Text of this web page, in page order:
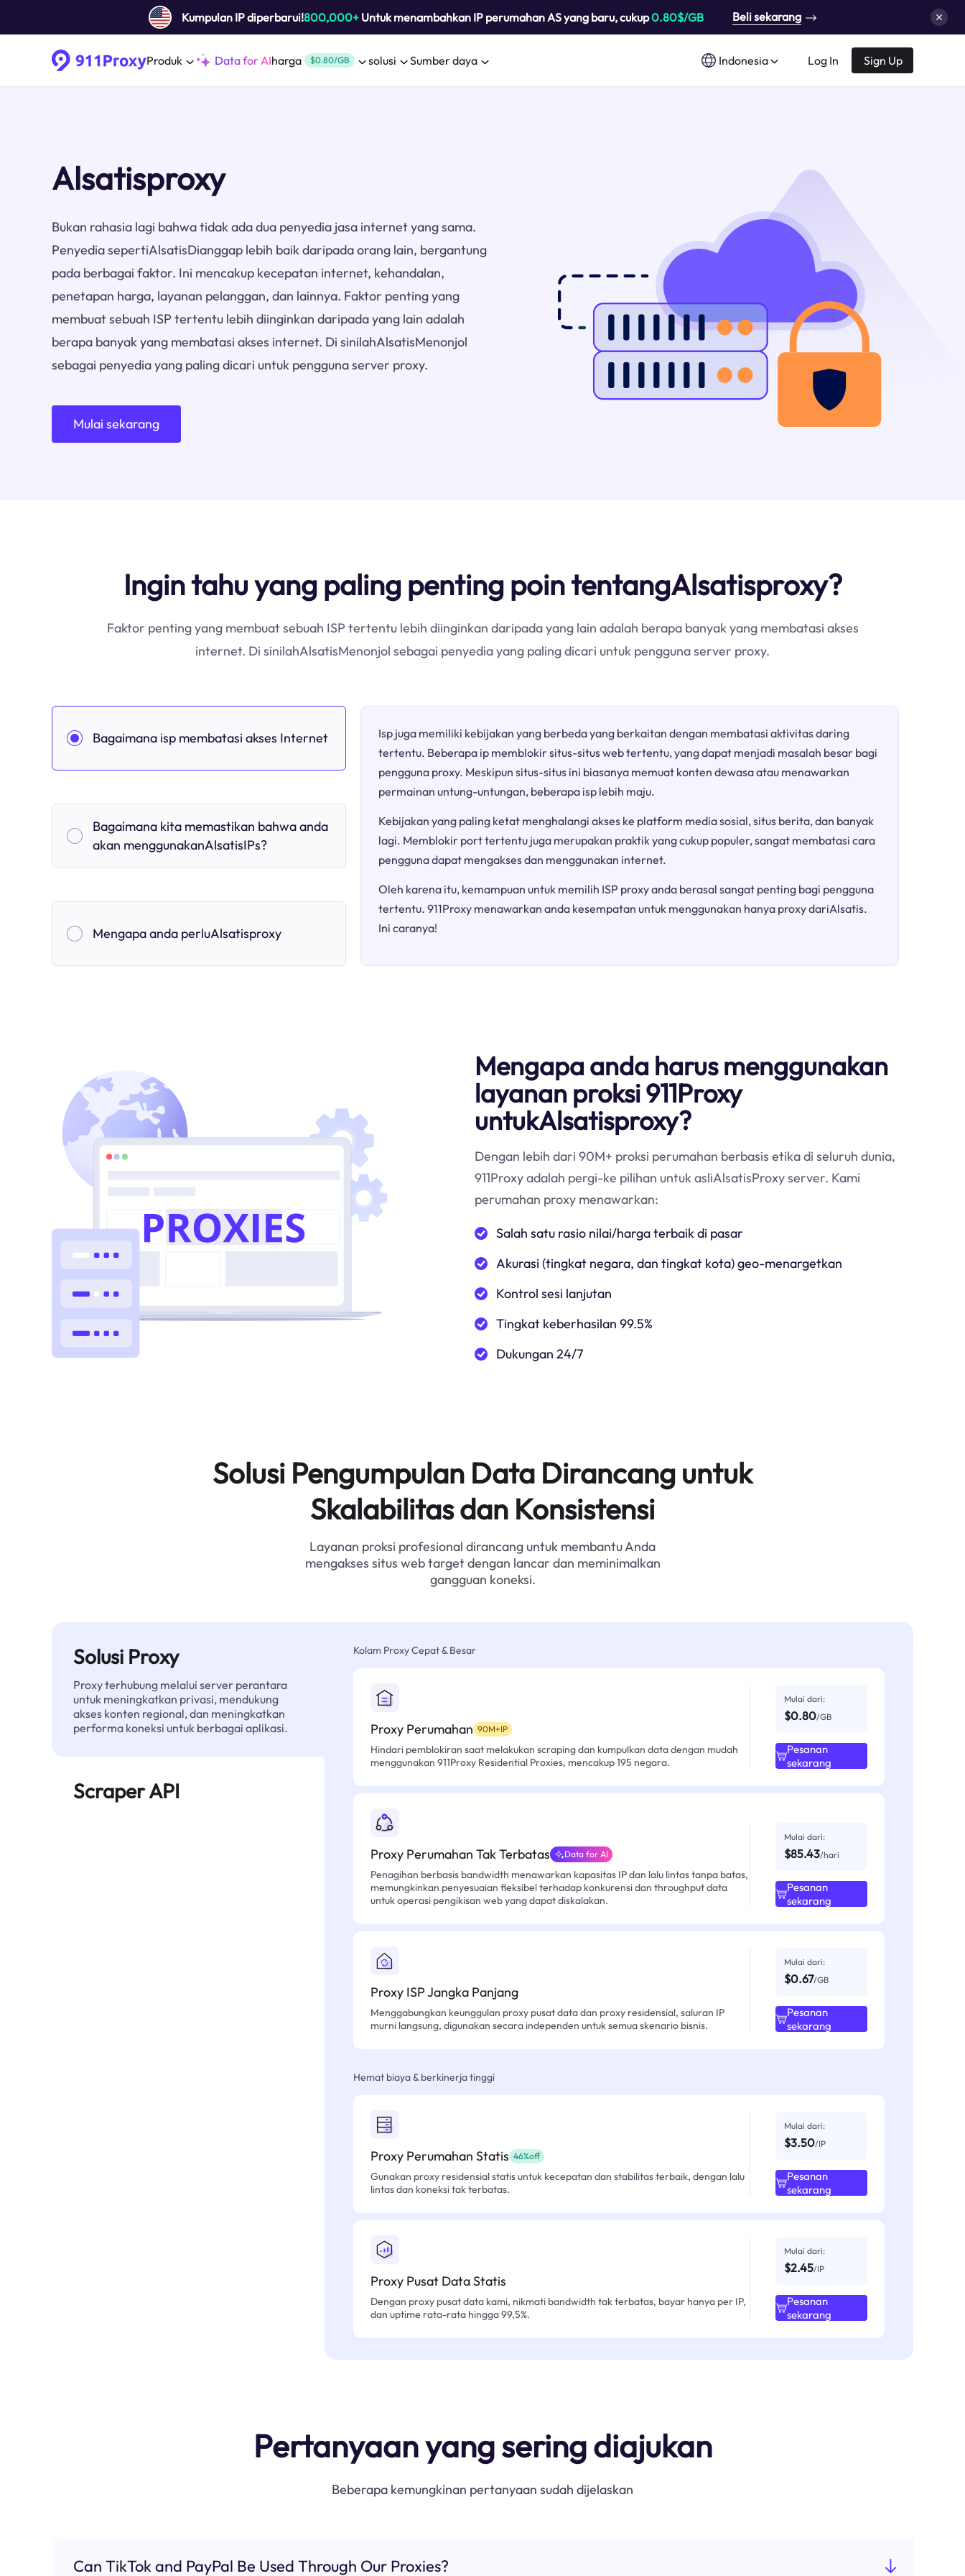
Kumpulan IP diperbarui!800,000+Untuk menambahkan IP perumahan AS yang baru, cukup0.80$/GB Beli sekarang
Produk Data for AIharga $0.80/GB solusi Sumber daya Indonesia Log In Sign Up
Alsatisproxy
Bukan rahasia lagi bahwa tidak ada dua penyedia jasa internet yang sama.
Penyedia sepertiAlsatisDianggap lebih baik daripada orang lain, bergantung
pada berbagai faktor. Ini mencakup kecepatan internet, kehandalan,
penetapan harga, layanan pelanggan, dan lainnya. Faktor penting yang
membuat sebuah ISP tertentu lebih diinginkan daripada yang lain adalah
berapa banyak yang membatasi akses internet. Di sinilahAlsatisMenonjol
sebagai penyedia yang paling dicari untuk pengguna server proxy.
Mulai sekarang
Ingin tahu yang paling penting poin tentangAlsatisproxy?
Faktor penting yang membuat sebuah ISP tertentu lebih diinginkan daripada yang lain adalah berapa banyak yang membatasi akses
internet. Di sinilahAlsatisMenonjol sebagai penyedia yang paling dicari untuk pengguna server proxy.
Bagaimana isp membatasi akses Internet
Bagaimana kita memastikan bahwa anda
akan menggunakanAlsatisIPs?
Mengapa anda perluAlsatisproxy
Isp juga memiliki kebijakan yang berbeda yang berkaitan dengan membatasi aktivitas daring
tertentu. Beberapa ip memblokir situs-situs web tertentu, yang dapat menjadi masalah besar bagi
pengguna proxy. Meskipun situs-situs ini biasanya memuat konten dewasa atau menawarkan
permainan untung-untungan, beberapa isp lebih maju.
Kebijakan yang paling ketat menghalangi akses ke platform media sosial, situs berita, dan banyak
lagi. Memblokir port tertentu juga merupakan praktik yang cukup populer, sangat membatasi cara
pengguna dapat mengakses dan menggunakan internet.
Oleh karena itu, kemampuan untuk memilih ISP proxy anda berasal sangat penting bagi pengguna
tertentu. 911Proxy menawarkan anda kesempatan untuk menggunakan hanya proxy dariAlsatis.
Ini caranya!
Mengapa anda harus menggunakan
layanan proksi 911Proxy
untukAlsatisproxy?
Dengan lebih dari 90M+ proksi perumahan berbasis etika di seluruh dunia,
911Proxy adalah pergi-ke pilihan untuk asliAlsatisProxy server. Kami
perumahan proxy menawarkan:
Salah satu rasio nilai/harga terbaik di pasar
Akurasi (tingkat negara, dan tingkat kota) geo-menargetkan
Kontrol sesi lanjutan
Tingkat keberhasilan 99.5%
Dukungan 24/7
Solusi Pengumpulan Data Dirancang untuk
Skalabilitas dan Konsistensi
Layanan proksi profesional dirancang untuk membantu Anda
mengakses situs web target dengan lancar dan meminimalkan
gangguan koneksi.
Solusi Proxy
Proxy terhubung melalui server perantara
untuk meningkatkan privasi, mendukung
akses konten regional, dan meningkatkan
performa koneksi untuk berbagai aplikasi.
Scraper API
Kolam Proxy Cepat & Besar
Proxy Perumahan 90M+IP
Hindari pemblokiran saat melakukan scraping dan kumpulkan data dengan mudah
menggunakan 911Proxy Residential Proxies, mencakup 195 negara.
Mulai dari:
$0.80/GB
Pesanan
sekarang
Proxy Perumahan Tak Terbatas Data for AI
Penagihan berbasis bandwidth menawarkan kapasitas IP dan lalu lintas tanpa batas,
memungkinkan penyesuaian fleksibel terhadap konkurensi dan throughput data
untuk operasi pengikisan web yang dapat diskalakan.
Mulai dari:
$85.43/hari
Pesanan
sekarang
Proxy ISP Jangka Panjang
Menggabungkan keunggulan proxy pusat data dan proxy residensial, saluran IP
murni langsung, digunakan secara independen untuk semua skenario bisnis.
Mulai dari:
$0.67/GB
Pesanan
sekarang
Hemat biaya & berkinerja tinggi
Proxy Perumahan Statis 46%off
Gunakan proxy residensial statis untuk kecepatan dan stabilitas terbaik, dengan lalu
lintas dan koneksi tak terbatas.
Mulai dari:
$3.50/IP
Pesanan
sekarang
Proxy Pusat Data Statis
Dengan proxy pusat data kami, nikmati bandwidth tak terbatas, bayar hanya per IP,
dan uptime rata-rata hingga 99,5%.
Mulai dari:
$2.45/IP
Pesanan
sekarang
Pertanyaan yang sering diajukan
Beberapa kemungkinan pertanyaan sudah dijelaskan
Can TikTok and PayPal Be Used Through Our Proxies?